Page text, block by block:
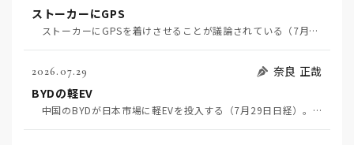
ストーカーにGPS
ストーカーにGPSを着けさせることが議論されている（7月29日日経）。反対派は「ストーカーにも人権…
2026.07.29
奈良 正哉
BYDの軽EV
中国のBYDが日本市場に軽EVを投入する（7月29日日経）。この報道について思うこと3つ。 一つ…